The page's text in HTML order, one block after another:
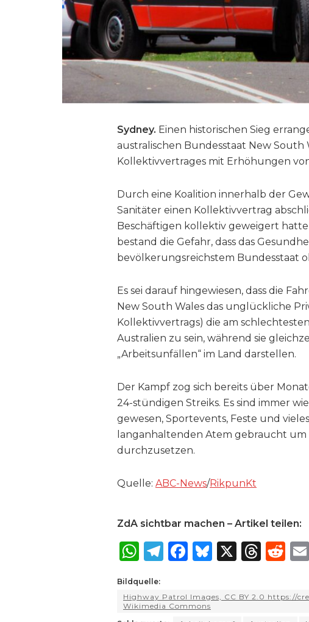
Sydney. Einen historischen Sieg
australischen Bundesstaat New
Kollektivvertrages mit Erhöhungen
Durch eine Koalition innerhalb der
Sanitäter einen Kollektivvertrag
Beschäftigen kollektiv geweigert
bestand die Gefahr, dass das
bevölkerungsreichstem Bundesstaat
Es sei darauf hingewiesen, dass die
New South Wales das unglückliche
Kollektivvertrags) die am
Australien zu sein, während sie
„Arbeitsunfällen“ im Land darstellen.
Der Kampf zog sich bereits über
24-stündigen Streiks. Es sind immer
gewesen, Sportevents, Feste und
langanhaltenden Atem gebraucht
durchzusetzen.
Quelle: ABC-News/RikpunKt
ZdA sichtbar machen – Artikel teilen:
W
a
ts
T
e
g
F
c
e
B
e
X
T
re
R
d
Bildquelle:
Highway Patrol Images, CC BY 2.0 https://
Wikimedia Commons